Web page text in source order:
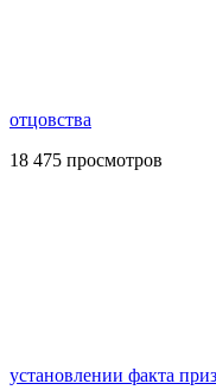
отцовства
18 475 просмотров
установлении факта